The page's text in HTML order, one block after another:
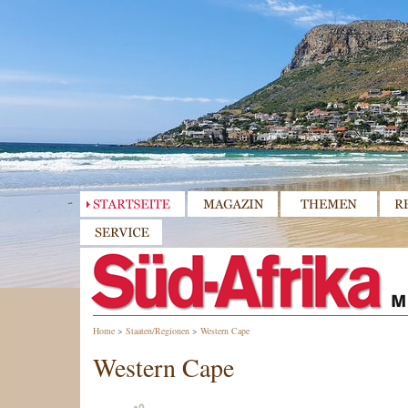
Home > Staaten/Regionen > Western Cape
Western Cape